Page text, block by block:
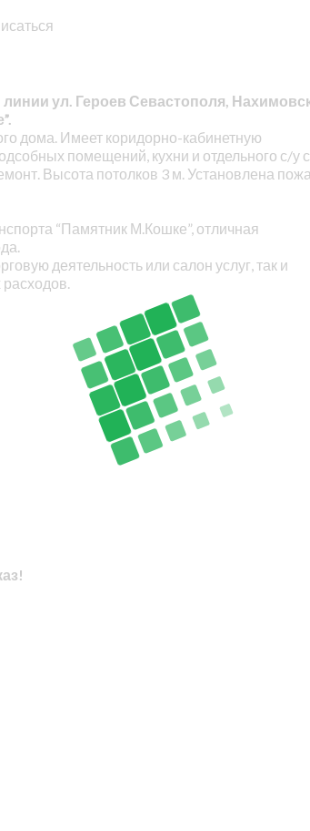
ул. Героев Севастополя,
дома. Имеет коридорно-кабинетную
помещений, кухни и отдельного с/у с
Высота потолков 3 м. Установлена
“Памятник М.Кошке”, отличная
деятельность или салон услуг, так и